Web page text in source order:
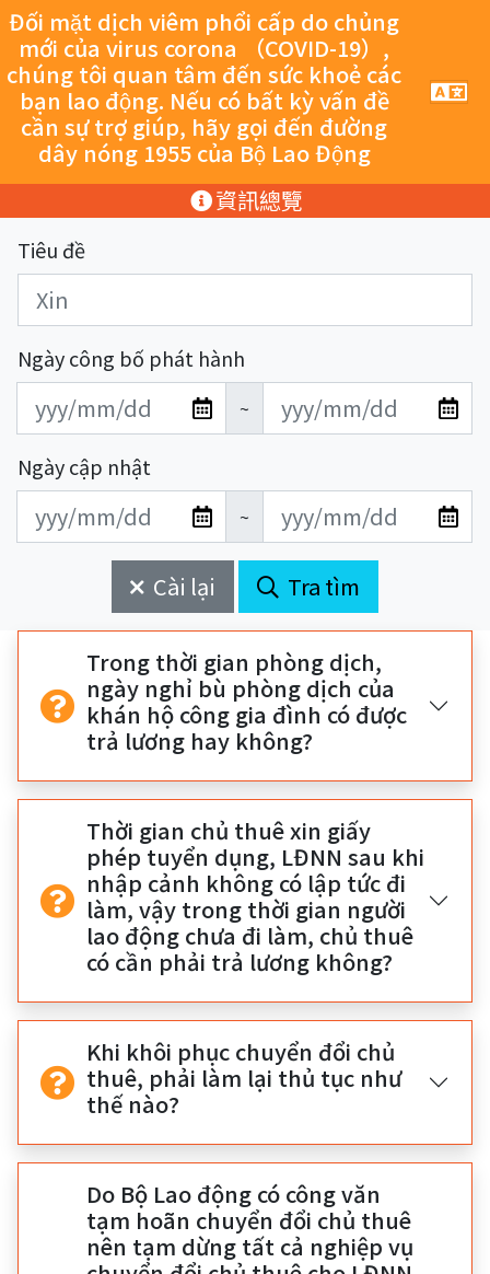
跳至主要內容
Đối mặt dịch viêm phổi cấp do chủng
mới của virus corona （COVID-19）,
chúng tôi quan tâm đến sức khoẻ các
bạn lao động. Nếu có bất kỳ vấn đề
cần sự trợ giúp, hãy gọi đến đường
dây nóng 1955 của Bộ Lao Động
手
機
按
資訊總覽
Tiêu đề
Ngày công bố phát hành
日
期
開
始
~
日
期
結
束
Ngày cập nhật
~
Cài lại Tra tìm
Trong thời gian phòng dịch,
ngày nghỉ bù phòng dịch của
khán hộ công gia đình có được
trả lương hay không?
Thời gian chủ thuê xin giấy
phép tuyển dụng, LĐNN sau khi
nhập cảnh không có lập tức đi
làm, vậy trong thời gian người
lao động chưa đi làm, chủ thuê
có cần phải trả lương không?
Khi khôi phục chuyển đổi chủ
thuê, phải làm lại thủ tục như
thế nào?
Do Bộ Lao động có công văn
tạm hoãn chuyển đổi chủ thuê
nên tạm dừng tất cả nghiệp vụ